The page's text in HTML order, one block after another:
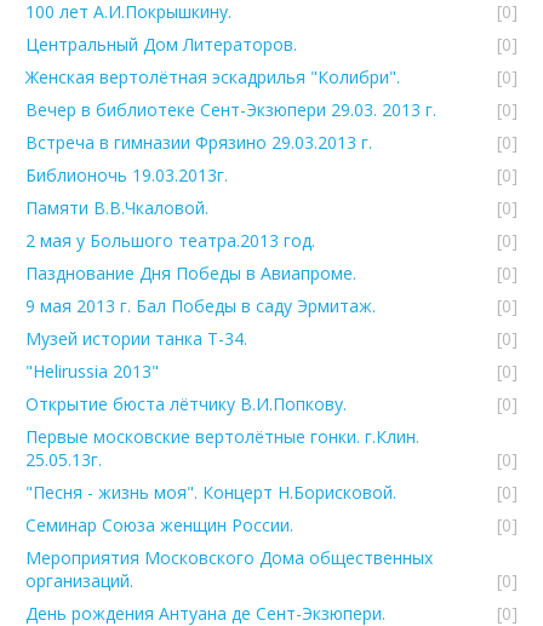
100 лет А.И.Покрышкину.
[0]
Центральный Дом Литераторов.
[0]
Женская вертолётная эскадрилья "Колибри".
[0]
Вечер в библиотеке Сент-Экзюпери 29.03. 2013 г.
[0]
Встреча в гимназии Фрязино 29.03.2013 г.
[0]
Библионочь 19.03.2013г.
[0]
Памяти В.В.Чкаловой.
[0]
2 мая у Большого театра.2013 год.
[0]
Пазднование Дня Победы в Авиапроме.
[0]
9 мая 2013 г. Бал Победы в саду Эрмитаж.
[0]
Музей истории танка Т-34.
[0]
"Helirussia 2013"
[0]
Открытие бюста лётчику В.И.Попкову.
[0]
Первые московские вертолётные гонки. г.Клин.
25.05.13г.
[0]
"Песня - жизнь моя". Концерт Н.Борисковой.
[0]
Семинар Союза женщин России.
[0]
Мероприятия Московского Дома общественных
организаций.
[0]
День рождения Антуана де Сент-Экзюпери.
[0]